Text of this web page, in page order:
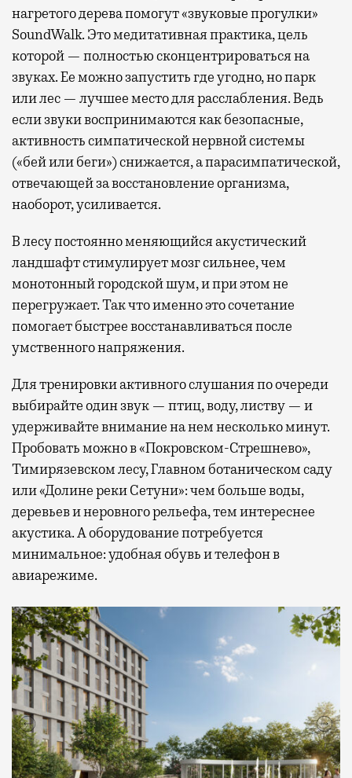
нагретого дерева помогут «звуковые прогулки»
SoundWalk. Это медитативная практика, цель
которой — полностью сконцентрироваться на
звуках. Ее можно запустить где угодно, но парк
или лес — лучшее место для расслабления. Ведь
если звуки воспринимаются как безопасные,
активность симпатической нервной системы
(«бей или беги») снижается, а парасимпатической,
отвечающей за восстановление организма,
наоборот, усиливается.
В лесу постоянно меняющийся акустический
ландшафт стимулирует мозг сильнее, чем
монотонный городской шум, и при этом не
перегружает. Так что именно это сочетание
помогает быстрее восстанавливаться после
умственного напряжения.
Для тренировки активного слушания по очереди
выбирайте один звук — птиц, воду, листву — и
удерживайте внимание на нем несколько минут.
Пробовать можно в «Покровском-Стрешнево»,
Тимирязевском лесу, Главном ботаническом саду
или «Долине реки Сетуни»: чем больше воды,
деревьев и неровного рельефа, тем интереснее
акустика. А оборудование потребуется
минимальное: удобная обувь и телефон в
авиарежиме.